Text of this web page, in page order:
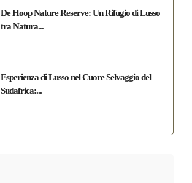
De Hoop Nature Reserve: Un Rifugio di Lusso
tra Natura...
Esperienza di Lusso nel Cuore Selvaggio del
Sudafrica:...